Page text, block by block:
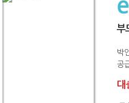
부
박
공
대